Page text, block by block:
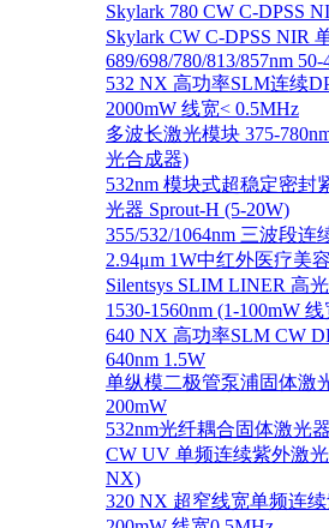
Skylark 780 CW C-DPSS
Skylark CW C-DPSS NIR
689/698/780/813/857nm 50-
532 NX 高功率SLM连续
2000mW 线宽< 0.5MHz
多波长激光模块 375-
光合成器)
532nm 模块式超稳定密封
光器 Sprout-H (5-20W)
355/532/1064nm 三波段连
2.94μm 1W中红外医疗美
Silentsys SLIM LINER 高
1530-1560nm (1-100mW
640 NX 高功率SLM CW
640nm 1.5W
单纵模二极管泵浦固体激
200mW
532nm光纤耦合固体激光
CW UV 单频连续紫外激光
NX)
320 NX 超窄线宽单频连